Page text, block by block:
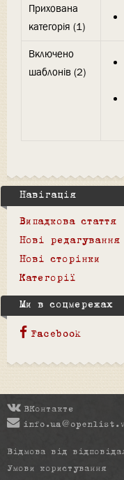
Прихована
категорія (1)
Включено
шаблонів (2)
Навігація
Випадкова стаття
Нові редагування
Нові сторінки
Категорії
Ми в соцмережах
Facebook
ВКонтакте
Відмова від
Умови користування